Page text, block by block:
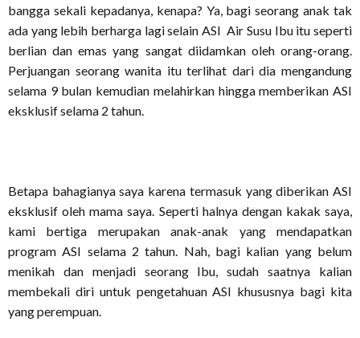
bangga sekali kepadanya, kenapa? Ya, bagi seorang anak tak
ada yang lebih berharga lagi selain ASI Air Susu Ibu itu seperti
berlian dan emas yang sangat diidamkan oleh orang-orang.
Perjuangan seorang wanita itu terlihat dari dia mengandung
selama 9 bulan kemudian melahirkan hingga memberikan ASI
eksklusif selama 2 tahun.
Betapa bahagianya saya karena termasuk yang diberikan ASI
eksklusif oleh mama saya. Seperti halnya dengan kakak saya,
kami bertiga merupakan anak-anak yang mendapatkan
program ASI selama 2 tahun. Nah, bagi kalian yang belum
menikah dan menjadi seorang Ibu, sudah saatnya kalian
membekali diri untuk pengetahuan ASI khususnya bagi kita
yang perempuan.